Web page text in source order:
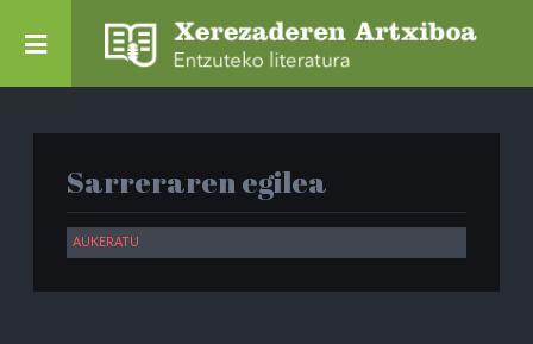
Sarreraren egilea